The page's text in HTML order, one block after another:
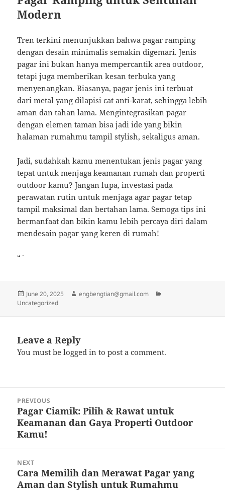
Modern
Tren terkini menunjukkan bahwa pagar ramping
dengan desain minimalis semakin digemari. Jenis
pagar ini bukan hanya mempercantik area outdoor,
tetapi juga memberikan kesan terbuka yang
menyenangkan. Biasanya, pagar jenis ini terbuat
dari metal yang dilapisi cat anti-karat, sehingga lebih
aman dan tahan lama. Mengintegrasikan pagar
dengan elemen taman bisa jadi ide yang bikin
halaman rumahmu tampil stylish, sekaligus aman.
Jadi, sudahkah kamu menentukan jenis pagar yang
tepat untuk menjaga keamanan rumah dan properti
outdoor kamu? Jangan lupa, investasi pada
perawatan rutin untuk menjaga agar pagar tetap
tampil maksimal dan bertahan lama. Semoga tips ini
bermanfaat dan bikin kamu lebih percaya diri dalam
mendesain pagar yang keren di rumah!
“`
Posted
on
June 20, 2025 Author
engbengtian@gmail.com
Uncategorized
Leave a Reply
You must belogged in to post a comment.
navigation
PREVIOUS
Previous
post:
Pagar Ciamik: Pilih & Rawat untuk
Keamanan dan Gaya Properti Outdoor
Kamu!
NEXT
Next
post:
Cara Memilih dan Merawat Pagar yang
Aman dan Stylish untuk Rumahmu